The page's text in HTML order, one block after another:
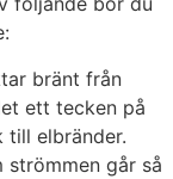
bränt från
ett tecken på
till elbränder.
strömmen går så